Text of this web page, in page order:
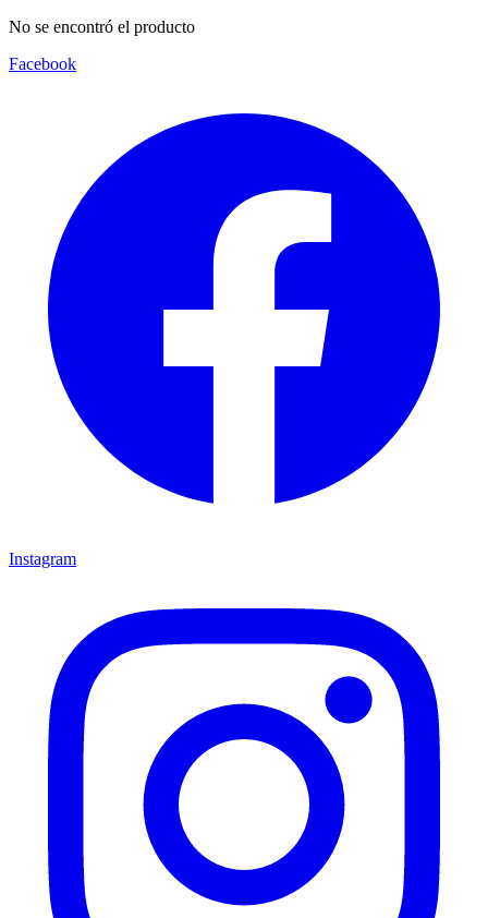
No se encontró el producto
Facebook
Instagram